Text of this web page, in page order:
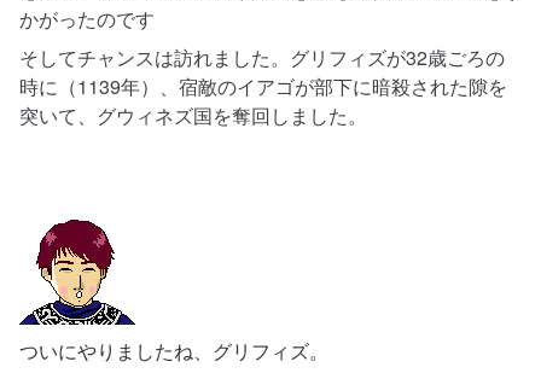
かがったのです
そしてチャンスは訪れました。グリフィズが32歳ごろの
時に（1139年）、宿敵のイアゴが部下に暗殺された隙を
突いて、 グウィネズ国を奪回しました。
ついにやりましたね、グリフィズ。